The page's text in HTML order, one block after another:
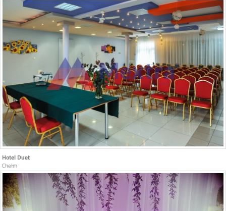
Hotel Duet
Chełm